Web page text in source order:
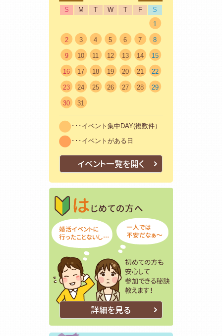
S
M T W T F
S
1
2 3 4 5 6 7 8
9 10 11 12 13 14 15
16 17 18 19 20 21 22
23 24 25 26 27 28 29
30 31
･･･イベント集中DAY(複数件）
･･･イベントがある日
イベント一覧を開く
はじめての方
詳細を見る